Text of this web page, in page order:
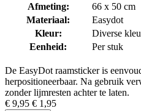
Heb je een mooie inpakcreatie
speciaal voor Pasen? Deel deze
Facebook) met @kassaplan of
foto terug op onze kanalen!
Afmeting:
66 x 50 cm
Materiaal:
Easydot
Kleur:
Diverse
Eenheid:
Per stuk
De EasyDot raamsticker is
herpositioneerbaar. Na gebruik
zonder lijmresten achter te laten.
€ 9,95 € 1,95